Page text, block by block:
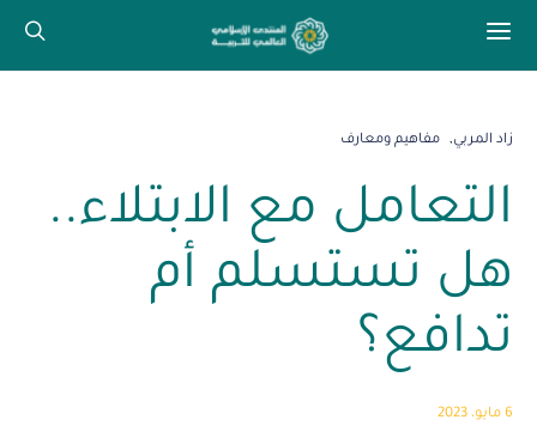
زاد المربي مفاهيم ومعارف
التعامل مع الابتلاء..
هل تستسلم أم
تدافع؟
6 مايو، 2023